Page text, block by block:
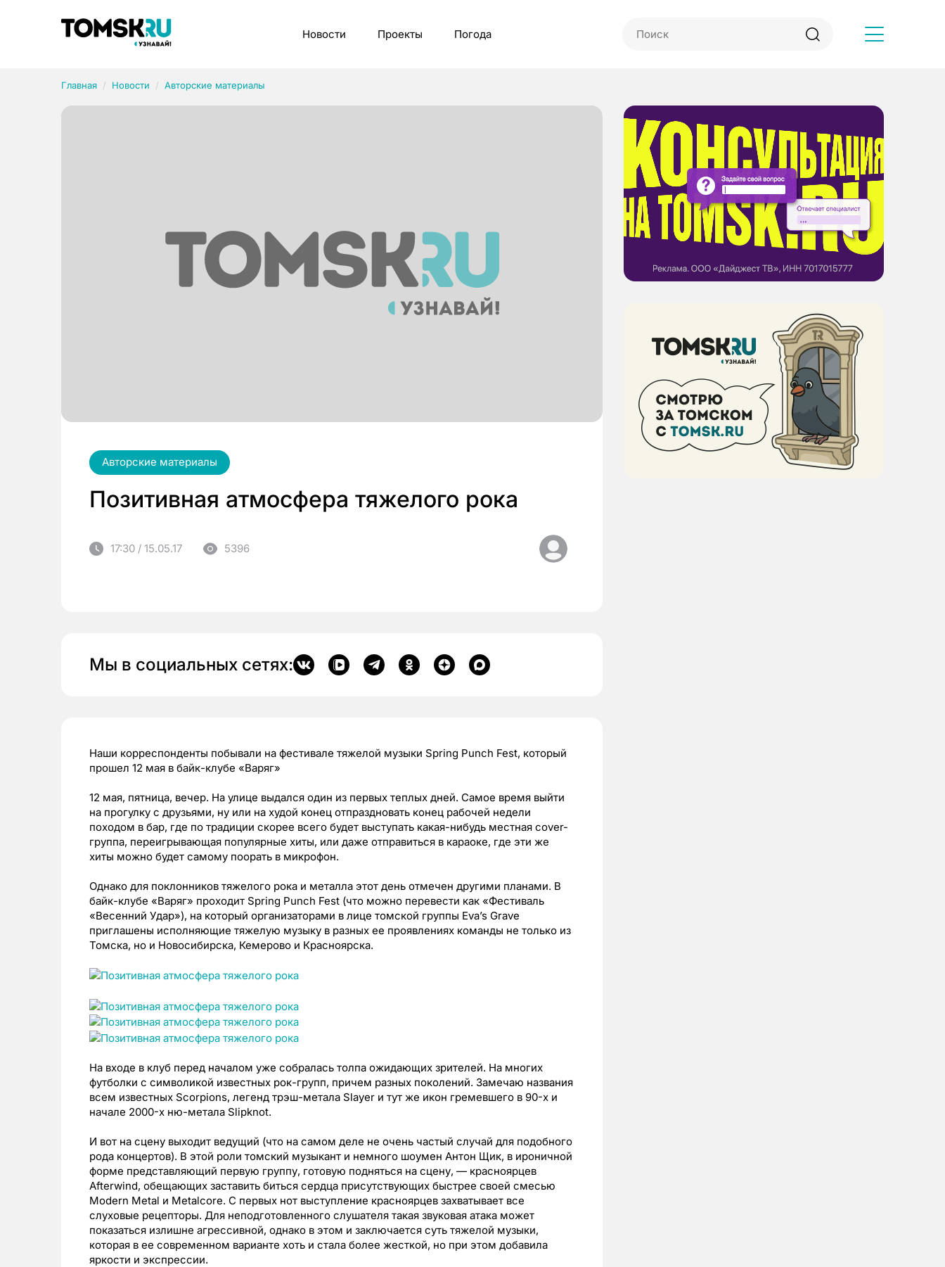
Новости Проекты Погода
Главная Новости Авторские материалы
Авторские материалы
Позитивная атмосфера тяжелого рока
17:30 / 15.05.17 5396
Мы в социальных сетях:
Наши корреспонденты побывали на фестивале тяжелой музыки Spring Punch Fest, который
прошел 12 мая в байк-клубе «Варяг»
12 мая, пятница, вечер. На улице выдался один из первых теплых дней. Самое время выйти
на прогулку с друзьями, ну или на худой конец отпраздновать конец рабочей недели
походом в бар, где по традиции скорее всего будет выступать какая-нибудь местная cover-
группа, переигрывающая популярные хиты, или даже отправиться в караоке, где эти же
хиты можно будет самому поорать в микрофон.
Однако для поклонников тяжелого рока и металла этот день отмечен другими планами. В
байк-клубе «Варяг» проходит Spring Punch Fest (что можно перевести как «Фестиваль
«Весенний Удар»), на который организаторами в лице томской группы Eva’s Grave
приглашены исполняющие тяжелую музыку в разных ее проявлениях команды не только из
Томска, но и Новосибирска, Кемерово и Красноярска.
На входе в клуб перед началом уже собралась толпа ожидающих зрителей. На многих
футболки с символикой известных рок-групп, причем разных поколений. Замечаю названия
всем известных Scorpions, легенд трэш-метала Slayer и тут же икон гремевшего в 90-х и
начале 2000-х ню-метала Slipknot.
И вот на сцену выходит ведущий (что на самом деле не очень частый случай для подобного
рода концертов). В этой роли томский музыкант и немного шоумен Антон Щик, в ироничной
форме представляющий первую группу, готовую подняться на сцену, — красноярцев
Afterwind, обещающих заставить биться сердца присутствующих быстрее своей смесью
Modern Metal и Metalcore. С первых нот выступление красноярцев захватывает все
слуховые рецепторы. Для неподготовленного слушателя такая звуковая атака может
показаться излишне агрессивной, однако в этом и заключается суть тяжелой музыки,
которая в ее современном варианте хоть и стала более жесткой, но при этом добавила
яркости и экспрессии.
Рубрики